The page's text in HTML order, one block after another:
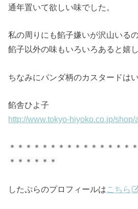
通年置いて欲しい味でした。
私の周りにも餡子嫌いが沢山いるの
餡子以外の味もいろいろあると嬉し
ちなみにパンダ柄のカスタードは
餡舎ひよ子
http://www.tokyo-hiyoko.co.jp/shop/
＊＊＊＊＊＊＊＊＊＊＊＊＊＊＊
＊＊＊＊＊＊
したぷらのプロフィールはこちら